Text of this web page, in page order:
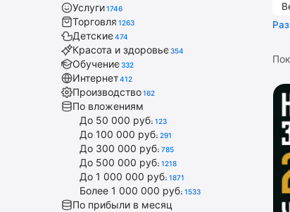
Услуги1746
Торговля 1263
Детские474
Красота и здоровье354
Обучение332
Интернет412
Производство162
По вложениям
До 50 000 руб. 123
До 100 000 руб. 291
До 300 000 руб. 785
До 500 000 руб. 1218
До 1 000 000 руб. 1871
Более 1 000 000 руб. 1533
По прибыли в месяц